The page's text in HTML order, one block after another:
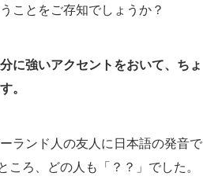
ことをご存知でしょうか？
に強いアクセントをおいて、ちょ
。
ランド人の友人に日本語の発音で
ころ、どの人も「？？」でした。